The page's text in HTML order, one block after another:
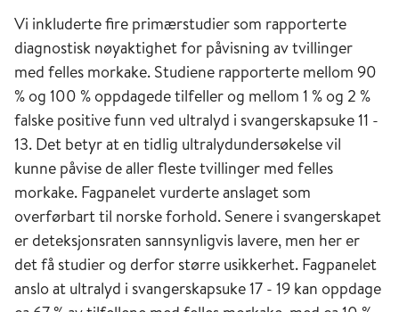
Vi inkluderte fire primærstudier som rapporterte
diagnostisk nøyaktighet for påvisning av tvillinger
med felles morkake. Studiene rapporterte mellom 90
% og 100 % oppdagede tilfeller og mellom 1 % og 2 %
falske positive funn ved ultralyd i svangerskapsuke 11 -
13. Det betyr at en tidlig ultralydundersøkelse vil
kunne påvise de aller fleste tvillinger med felles
morkake. Fagpanelet vurderte anslaget som
overførbart til norske forhold. Senere i svangerskapet
er deteksjonsraten sannsynligvis lavere, men her er
det få studier og derfor større usikkerhet. Fagpanelet
anslo at ultralyd i svangerskapsuke 17 - 19 kan oppdage